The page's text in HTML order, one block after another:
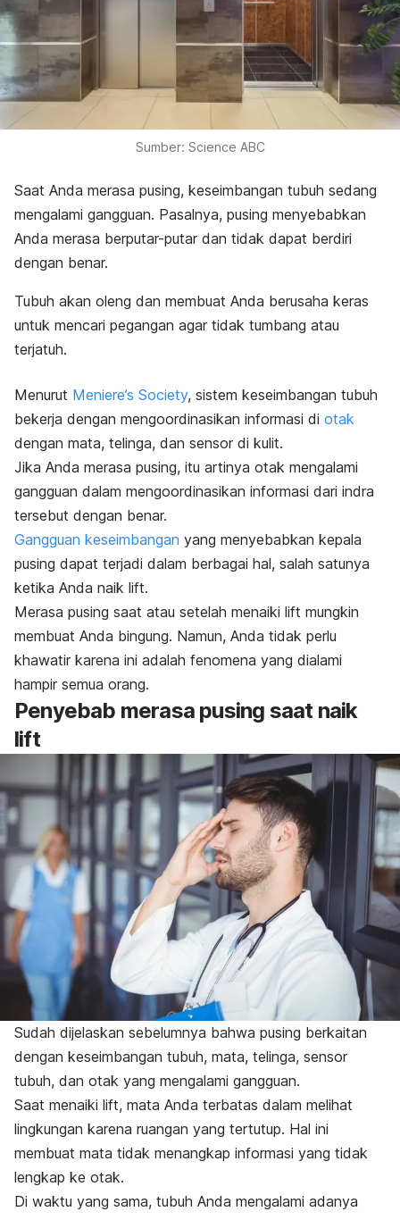
Sumber: Science ABC
Saat Anda merasa pusing, keseimbangan tubuh sedang
mengalami gangguan. Pasalnya, pusing menyebabkan
Anda merasa berputar-putar dan tidak dapat berdiri
dengan benar.
Tubuh akan oleng dan membuat Anda berusaha keras
untuk mencari pegangan agar tidak tumbang atau
terjatuh.
Menurut Meniere’s Society, sistem keseimbangan tubuh
bekerja dengan mengoordinasikan informasi di otak
dengan mata, telinga, dan sensor di kulit.
Jika Anda merasa pusing, itu artinya otak mengalami
gangguan dalam mengoordinasikan informasi dari indra
tersebut dengan benar.
Gangguan keseimbangan yang menyebabkan kepala
pusing dapat terjadi dalam berbagai hal, salah satunya
ketika Anda naik lift.
Merasa pusing saat atau setelah menaiki lift mungkin
membuat Anda bingung. Namun, Anda tidak perlu
khawatir karena ini adalah fenomena yang dialami
hampir semua orang.
Penyebab merasa pusing saat naik
lift
Sudah dijelaskan sebelumnya bahwa pusing berkaitan
dengan keseimbangan tubuh, mata, telinga, sensor
tubuh, dan otak yang mengalami gangguan.
Saat menaiki lift, mata Anda terbatas dalam melihat
lingkungan karena ruangan yang tertutup. Hal ini
membuat mata tidak menangkap informasi yang tidak
lengkap ke otak.
Di waktu yang sama, tubuh Anda mengalami adanya